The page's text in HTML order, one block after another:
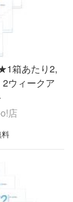
箱あたり2,
ウィークア
店